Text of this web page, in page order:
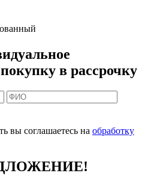
в рассрочку
вы соглашаетесь на обработку